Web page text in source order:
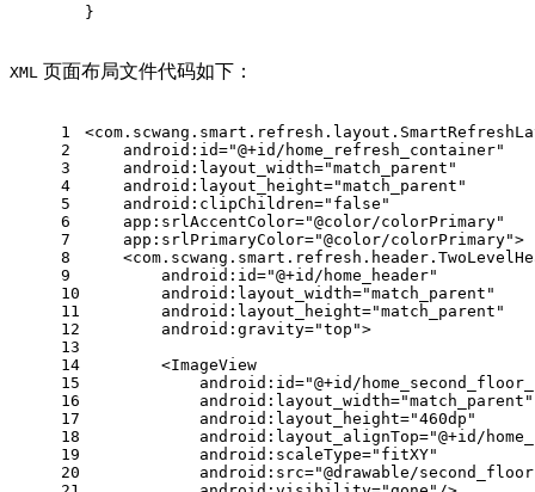
}
XML 页面布局文件代码如下：
1
2
3
4
5
6
7
8
9
10
11
12
13
14
15
16
17
18
19
20
<
android:id="@+id/home_refresh_container"
android:layout_width="match_parent"
android:layout_height="match_parent"
android:clipChildren="false"
app:srlAccentColor="@color/colorPrimary"
app:srlPrimaryColor="@color/colorPrimary">
<
android:id="@+id/home_header"
android:layout_width="match_parent"
android:layout_height="match_parent"
android:gravity="top">
<ImageView
android:id="@+id/
android:layout_width="match_parent"
android:layout_height="460dp"
android:layout_alignTop="@+id/
android:scaleType="fitXY"
android:src="@drawable/